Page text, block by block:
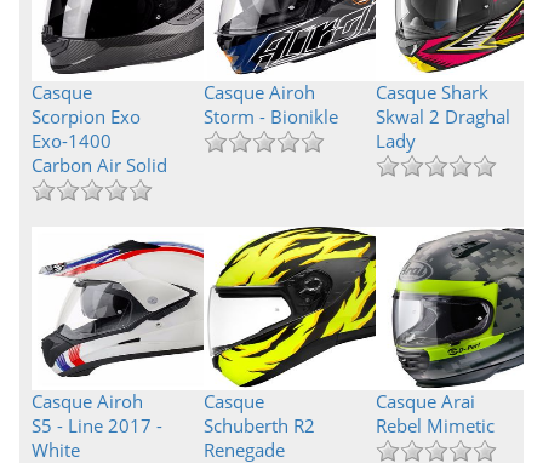
Casque
Scorpion Exo
Exo-1400
Carbon Air Solid
Casque Airoh
Storm - Bionikle
Casque Shark
Skwal 2 Draghal
Lady
Casque Airoh
S5 - Line 2017 -
White
Casque
Schuberth R2
Renegade
Casque Arai
Rebel Mimetic